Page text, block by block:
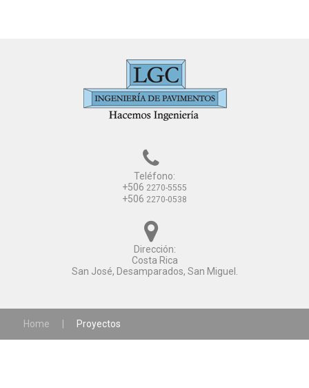
Teléfono:
+506 2270-5555
+506 2270-0538
Dirección:
Costa Rica
San José, Desamparados, San Miguel.
Home Proyectos